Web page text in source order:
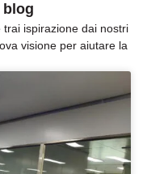
blog
ispirazione dai nostri
visione per aiutare la